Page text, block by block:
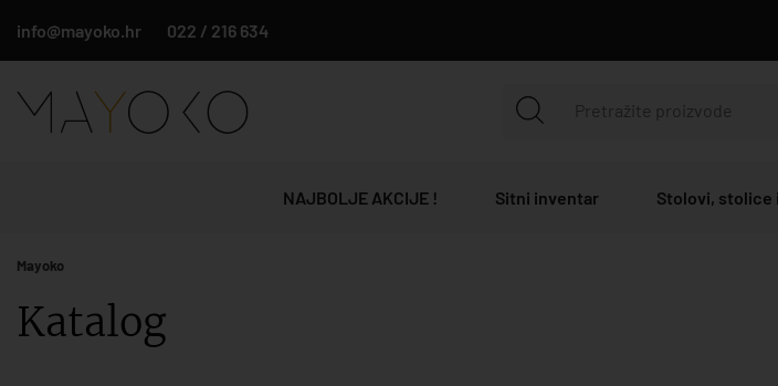
info@mayoko.hr 022 / 216 634
NAJBOLJE AKCIJE ! Sitni inventar Stolovi, stolice
Mayoko
Katalog